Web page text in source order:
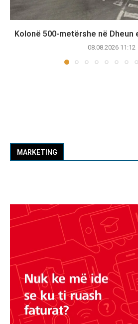
Kolonë 500-metërshe në Dheun
08.08.2026 11:12
MARKETING